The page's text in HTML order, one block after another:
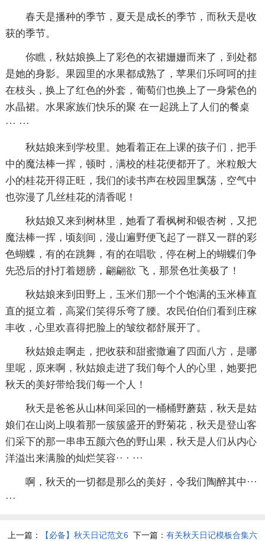
春天是播种的季节，夏天是成长的季节，而秋天是收
获的季节。
你瞧，秋姑娘换上了彩色的衣裙姗姗而来了，到处都
是她的身影。果园里的水果都成熟了，苹果们乐呵呵的挂
在枝头，换上了红色的外套，葡萄们也换上了一身紫色的
水晶裙。水果家族们快乐的聚 在一起跳上了人们的餐桌
··· ···
秋姑娘来到学校里。她看着正在上课的孩子们，把手
中的魔法棒一挥，顿时，满校的桂花便都开了。米粒般大
小的桂花开得正旺，我们的读书声在校园里飘荡，空气中
也弥漫了几丝桂花的清香呢！
秋姑娘又来到树林里，她看了看枫树和银杏树，又把
魔法棒一挥，顷刻间，漫山遍野便飞起了一群又一群的彩
色蝴蝶，有的在跳舞，有的在唱歌，停在树上的蝴蝶们争
先恐后的扑打着翅膀，翩翩欲 飞，那景色壮美极了！
秋姑娘来到田野上，玉米们那一个个饱满的玉米棒直
直的挺立着，高粱们笑得乐弯了腰。农民伯伯们看到庄稼
丰收，心里欢喜得把脸上的皱纹都舒展开了。
秋姑娘走啊走，把收获和甜蜜撒遍了四面八方，是哪
里呢，原来啊，秋姑娘走进了我们每个人的心里，她要把
秋天的美好带给我们每一个人！
秋天是爸爸从山林间采回的一桶桶野蘑菇，秋天是姑
娘们在山岗上嗅着那一簇簇盛开的野菊花，秋天是登山客
们采下的那一串串五颜六色的野山果，秋天是人们从内心
洋溢出来满脸的灿烂笑容·· · ···
啊，秋天的一切都是那么的美好，令我们陶醉其中···
···
上一篇： 【必备】秋天日记范文6 下一篇： 有关秋天日记模板合集六